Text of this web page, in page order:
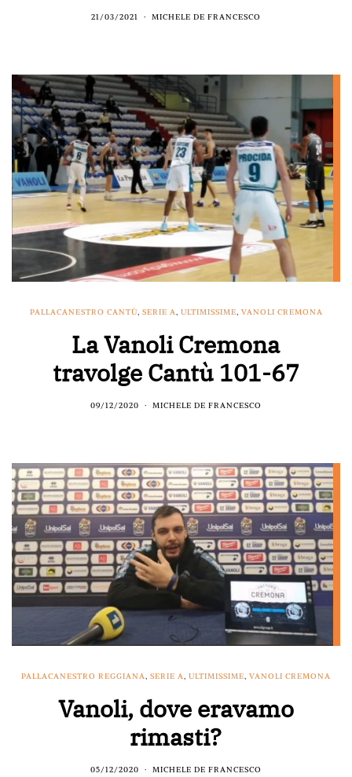
21/03/2021 MICHELE DE FRANCESCO
PALLACANESTRO CANTÙ, SERIE A, ULTIMISSIME, VANOLI CREMONA
La Vanoli Cremona
travolge Cantù 101-67
09/12/2020 MICHELE DE FRANCESCO
PALLACANESTRO REGGIANA, SERIE A, ULTIMISSIME, VANOLI CREMONA
Vanoli, dove eravamo
rimasti?
05/12/2020 MICHELE DE FRANCESCO